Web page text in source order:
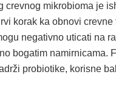
mikrobioma je
korak ka obnovi
negativno uticati na
bogatim namirnicama.
probiotike, korisne